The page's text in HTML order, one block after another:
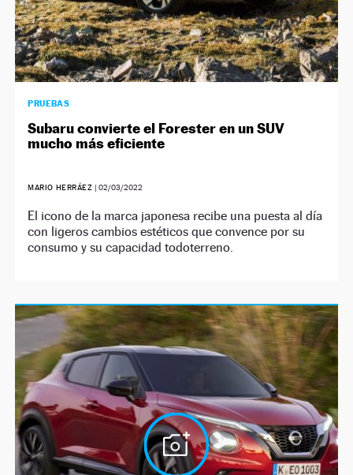
PRUEBAS
Subaru convierte el Forester en un SUV
mucho más eficiente
MARIO HERRÁEZ | 02/03/2022
El icono de la marca japonesa recibe una puesta al día
con ligeros cambios estéticos que convence por su
consumo y su capacidad todoterreno.